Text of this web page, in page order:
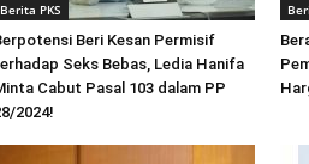
Berita PKS
Beri Kesan Permisif
Seks Bebas, Ledia Hanifa
Cabut Pasal 103 dalam PP
2024!